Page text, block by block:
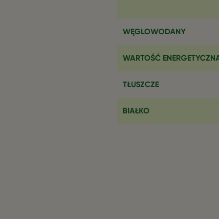
WĘGLOWODANY
WARTOŚĆ
TŁUSZCZE
BIAŁKO